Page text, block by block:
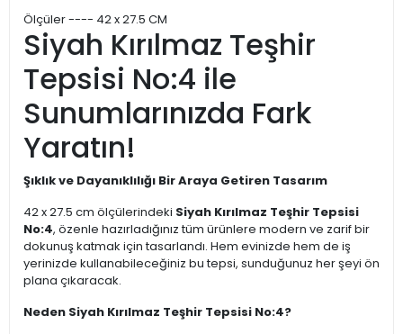
Ölçüler ---- 42 x 27.5 CM
Siyah Kırılmaz Teşhir
Tepsisi No:4 ile
Sunumlarınızda Fark
Yaratın!
Şıklık ve Dayanıklılığı Bir Araya Getiren Tasarım
42 x 27.5 cm ölçülerindeki Siyah Kırılmaz Teşhir Tepsisi
No:4, özenle hazırladığınız tüm ürünlere modern ve zarif bir
dokunuş katmak için tasarlandı. Hem evinizde hem de iş
yerinizde kullanabileceğiniz bu tepsi, sunduğunuz her şeyi ön
plana çıkaracak.
Neden Siyah Kırılmaz Teşhir Tepsisi No:4?